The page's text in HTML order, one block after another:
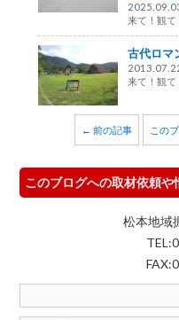
来て！観て
古代ロマ
来て！観て
← 前の記事 この
このブログへの取材依頼
松本地域